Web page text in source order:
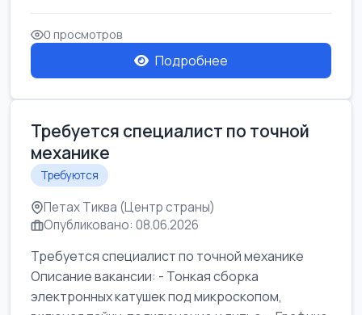
0 просмотров
Подробнее
Требуется специалист по точной
механике
Требуются
Петах Тиква (Центр страны)
Опубликовано: 08.06.2026
Требуется специалист по точной механике
Описание вакансии: - Тонкая сборка
электронных катушек под микроскопом,